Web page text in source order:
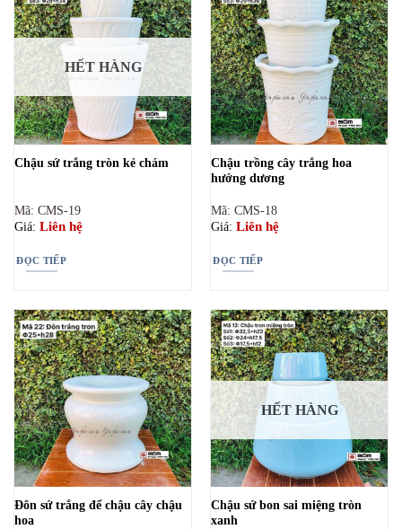
HẾT HÀNG
Chậu sứ trắng tròn kẻ chám
Mã: CMS-19
Giá: Liên hệ
ĐỌC TIẾP
Chậu trồng cây trắng hoa
hướng dương
Mã: CMS-18
Giá: Liên hệ
ĐỌC TIẾP
Đôn sứ trắng để chậu cây chậu
hoa
HẾT HÀNG
Chậu sứ bon sai miệng tròn
xanh